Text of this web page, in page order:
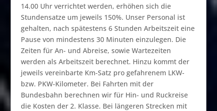
14.00 Uhr verrichtet werden, erhöhen sich die
Stundensatze um jeweils 150%. Unser Personal ist
gehalten, nach spätestens 6 Stunden Arbeitszeit eine
Pause von mindestens 30 Minuten einzulegen. Die
Zeiten für An- und Abreise, sowie Wartezeiten
werden als Arbeitszeit berechnet. Hinzu kommt der
jeweils vereinbarte Km­-Satz pro gefahrenem LKW-
bzw. PKW-Kilometer. Bei Fahrten mit der
Bundesbahn berechnen wir für Hin- und Ruckreise
die Kosten der 2. Klasse. Bei längeren Strecken mit